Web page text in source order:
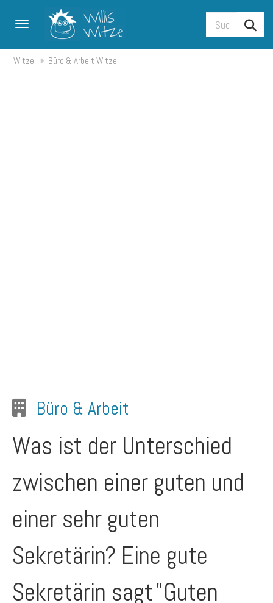
Toggle navigation
Witze Büro & Arbeit Witze
Büro & Arbeit
Was ist der Unterschied
zwischen einer guten und
einer sehr guten
Sekretärin? Eine gute
Sekretärin sagt"Guten